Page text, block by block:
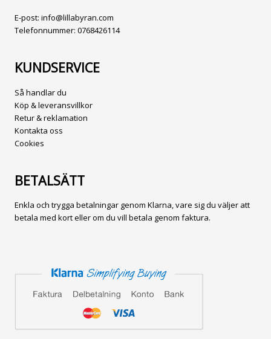
E-post: info@lillabyran.com
Telefonnummer: 0768426114
KUNDSERVICE
Så handlar du
Köp & leveransvillkor
Retur & reklamation
Kontakta oss
Cookies
BETALSÄTT
Enkla och trygga betalningar genom Klarna, vare sig du väljer att
betala med kort eller om du vill betala genom faktura.